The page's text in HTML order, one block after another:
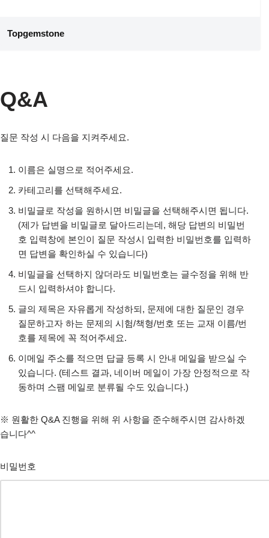
콘
건
너
기
Topgemstone
Q&A
질문 작성 시 다음을 지켜주세요.
이름은 실명으로 적어주세요.
카테고리를 선택해주세요.
비밀글로 작성을 원하시면 비밀글을 선택해주시면 됩니다.
(제가 답변을 비밀글로 달아드리는데, 해당 답변의 비밀번
호 입력창에 본인이 질문 작성시 입력한 비밀번호를 입력하
면 답변을 확인하실 수 있습니다)
비밀글을 선택하지 않더라도 비밀번호는 글수정을 위해 반
드시 입력하셔야 합니다.
글의 제목은 자유롭게 작성하되, 문제에 대한 질문인 경우
질문하고자 하는 문제의 시험/책형/번호 또는 교재 이름/번
호를 제목에 꼭 적어주세요.
이메일 주소를 적으면 답글 등록 시 안내 메일을 받으실 수
있습니다. (테스트 결과, 네이버 메일이 가장 안정적으로 작
동하며 스팸 메일로 분류될 수도 있습니다.)
※ 원활한 Q&A 진행을 위해 위 사항을 준수해주시면 감사하겠
습니다^^
비밀번호